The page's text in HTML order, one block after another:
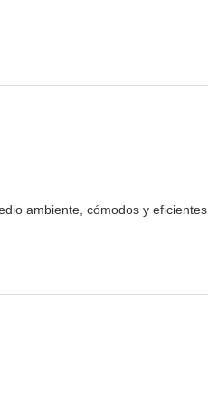
ambiente, cómodos y eficientes.